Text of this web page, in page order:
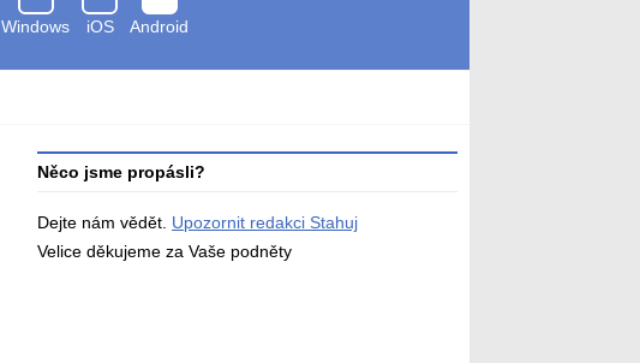
Windows
iOS
Android
antivirem
Něco jsme propásli?
Dejte nám vědět. Upozornit redakci Stahuj
Velice děkujeme za Vaše podněty